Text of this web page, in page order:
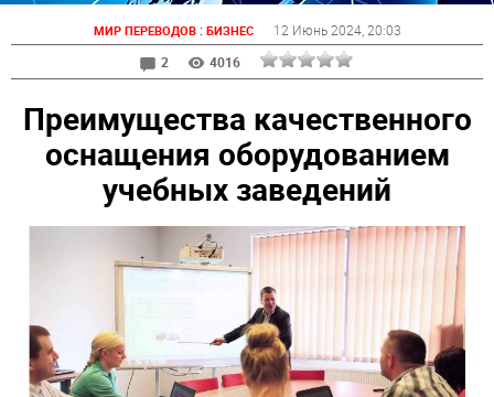
МИР ПЕРЕВОДОВ: БИЗНЕС 12 Июнь 2024, 20:03
2
4016
Преимущества качественного
оснащения оборудованием
учебных заведений